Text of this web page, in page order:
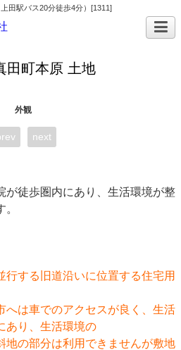
田駅バス20分徒歩4分）[1311]
田町本原 土地
外観
next
が徒歩圏内にあり、生活環境が整
行する旧道沿いに位置する住宅用
へは車でのアクセスが良く、生活
あり、生活環境の
地の部分は利用できませんが敷地